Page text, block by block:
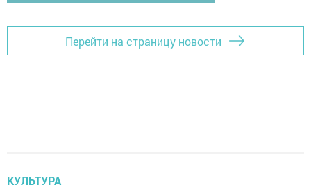
Перейти на страницу новости
КУЛЬТУРА